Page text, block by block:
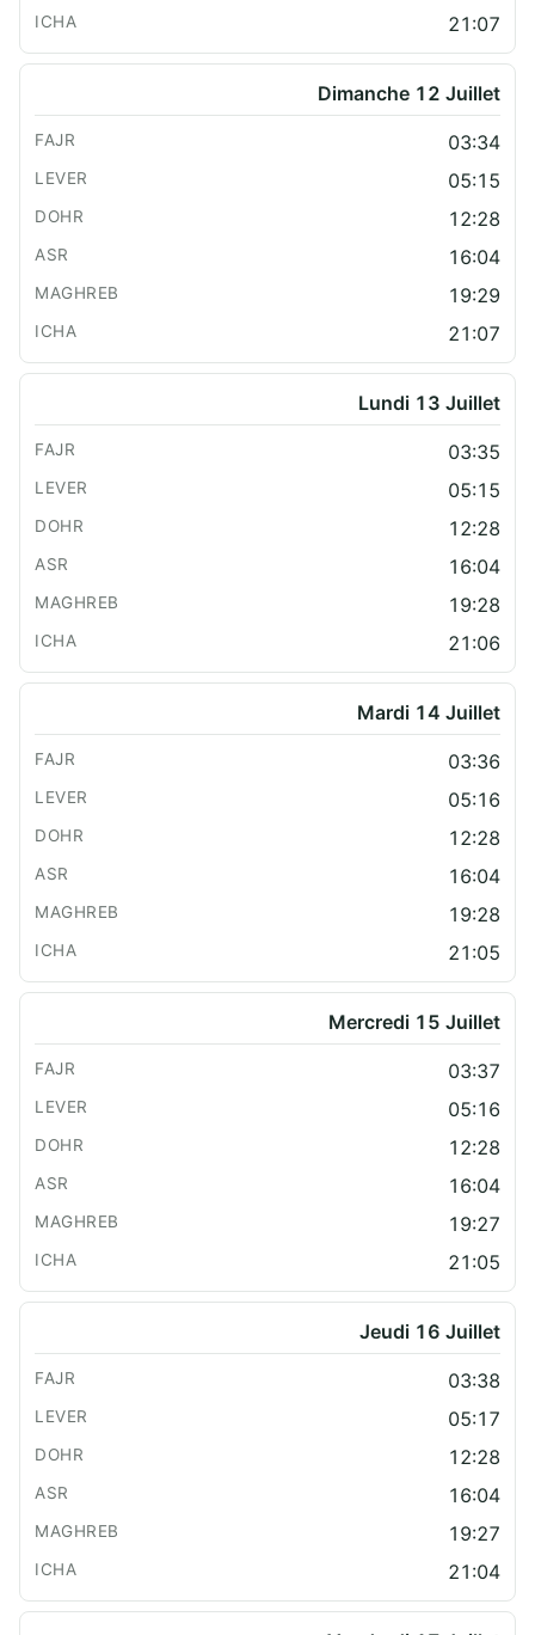
21:07
Dimanche 12 Juillet
03:34
05:15
12:28
16:04
19:29
21:07
Lundi 13 Juillet
03:35
05:15
12:28
16:04
19:28
21:06
Mardi 14 Juillet
03:36
05:16
12:28
16:04
19:28
21:05
Mercredi 15 Juillet
03:37
05:16
12:28
16:04
19:27
21:05
Jeudi 16 Juillet
03:38
05:17
12:28
16:04
19:27
21:04